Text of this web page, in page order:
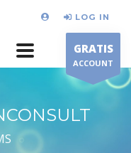
LOG IN
GRATIS
ACCOUNT